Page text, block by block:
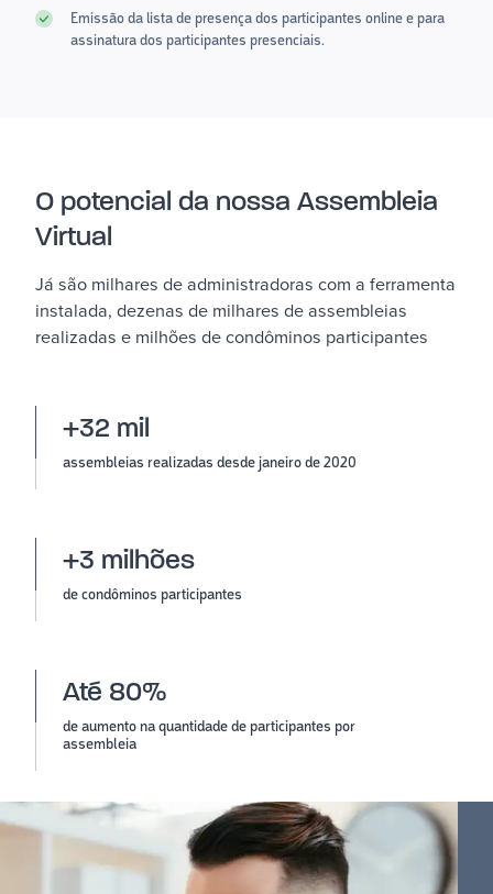
Emissão da lista de presença dos participantes online e para
assinatura dos participantes presenciais.
O potencial da nossa Assembleia
Virtual
Já são milhares de administradoras com a ferramenta
instalada, dezenas de milhares de assembleias
realizadas e milhões de condôminos participantes
+32 mil
assembleias realizadas desde janeiro de 2020
+3 milhões
de condôminos participantes
Até 80%
de aumento na quantidade de participantes por
assembleia